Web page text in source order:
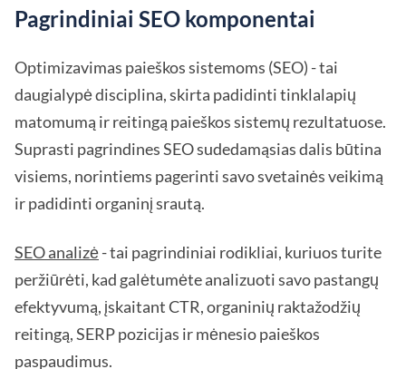
Pagrindiniai SEO komponentai
Optimizavimas paieškos sistemoms (SEO) - tai
daugialypė disciplina, skirta padidinti tinklalapių
matomumą ir reitingą paieškos sistemų rezultatuose.
Suprasti pagrindines SEO sudedamąsias dalis būtina
visiems, norintiems pagerinti savo svetainės veikimą
ir padidinti organinį srautą.
SEO analizė- tai pagrindiniai rodikliai, kuriuos turite
peržiūrėti, kad galėtumėte analizuoti savo pastangų
efektyvumą, įskaitant CTR, organinių raktažodžių
reitingą, SERP pozicijas ir mėnesio paieškos
paspaudimus.